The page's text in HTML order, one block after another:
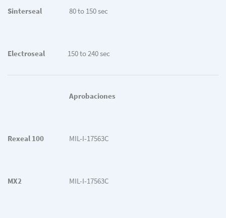
Sinterseal 80 to 150 sec
Electroseal 150 to 240 sec
Aprobaciones
Rexeal 100 MIL-I-17563C
MX2 MIL-I-17563C